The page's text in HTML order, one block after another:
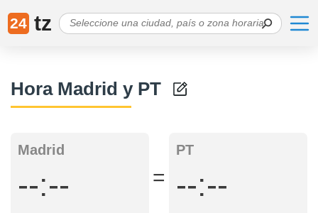
24 tz
Hora Madrid y PT
Madrid
--:-- =
PT
--:--